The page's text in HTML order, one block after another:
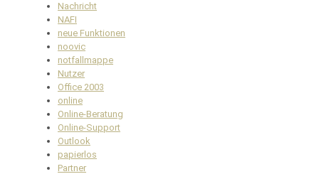
Nachricht
NAFI
neue Funktionen
noovic
notfallmappe
Nutzer
Office 2003
online
Online-Beratung
Online-Support
Outlook
papierlos
Partner